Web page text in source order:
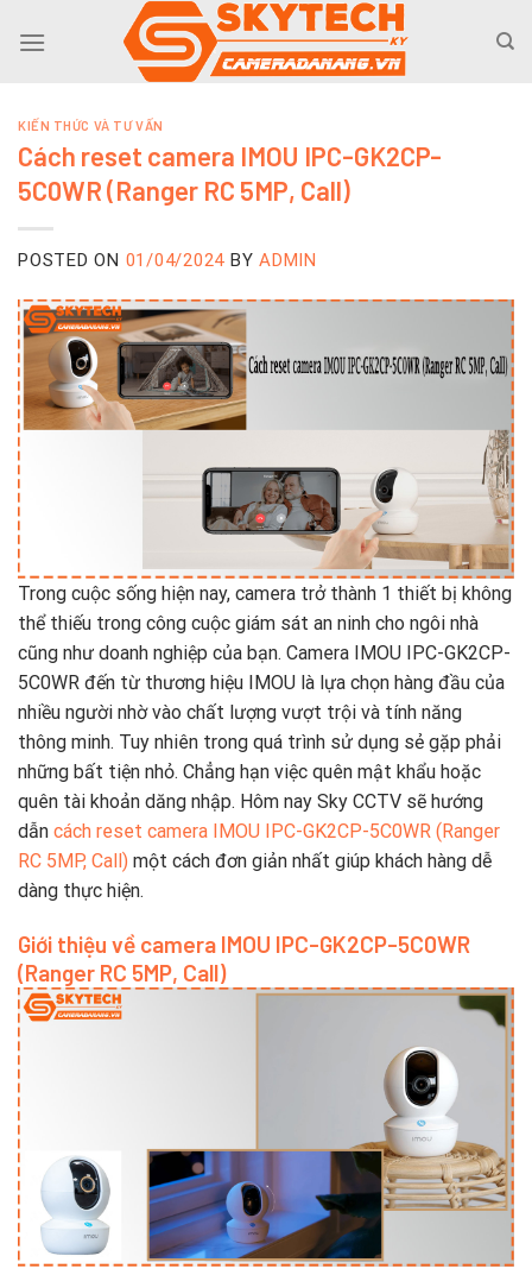
KIẾN THỨC VÀ TƯ VẤN
Cách reset camera IMOU IPC-GK2CP-
5C0WR (Ranger RC 5MP, Call)
POSTED ON 01/04/2024 BY ADMIN
Trong cuộc sống hiện nay, camera trở thành 1 thiết bị không
thể thiếu trong công cuộc giám sát an ninh cho ngôi nhà
cũng như doanh nghiệp của bạn. Camera IMOU IPC-GK2CP-
5C0WR đến từ thương hiệu IMOU là lựa chọn hàng đầu của
nhiều người nhờ vào chất lượng vượt trội và tính năng
thông minh. Tuy nhiên trong quá trình sử dụng sẻ gặp phải
những bất tiện nhỏ. Chẳng hạn việc quên mật khẩu hoặc
quên tài khoản dăng nhập. Hôm nay Sky CCTV sẽ hướng
dẫn cách reset camera IMOU IPC-GK2CP-5C0WR (Ranger
RC 5MP, Call) một cách đơn giản nhất giúp khách hàng dễ
dàng thực hiện.
Giới thiệu về camera IMOU IPC-GK2CP-5C0WR
(Ranger RC 5MP, Call)